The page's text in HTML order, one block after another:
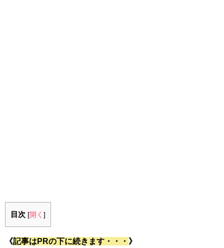
目次 [開く ]
《記事はPRの下に続きます・・・ 》